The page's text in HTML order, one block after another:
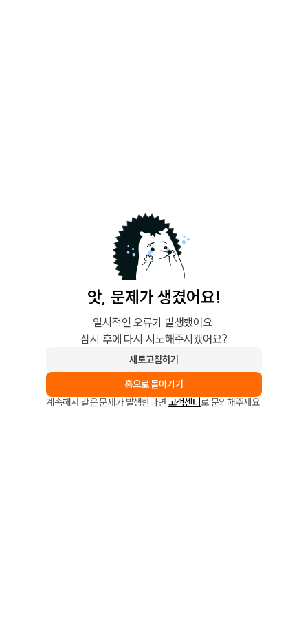
앗, 문제가 생겼어요!
일시적인 오류가 발생했어요.
잠시 후에 다시 시도해주시겠어요?
새로고침하기
홈으로 돌아가기
계속해서 같은 문제가 발생한다면 고객센터로 문의해주세요.